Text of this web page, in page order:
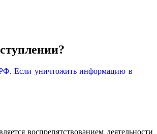
РФ. Если уничтожить информацию в
воспрепятствованием деятельности